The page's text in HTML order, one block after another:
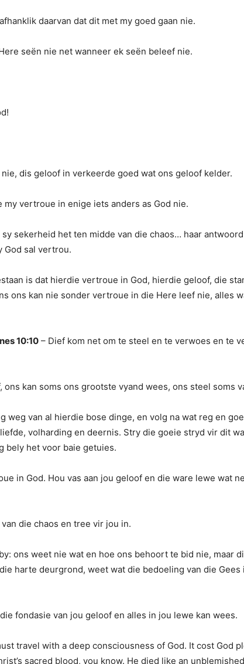
daarvan dat dit met my goed gaan nie.
seën nie net wanneer ek seën beleef nie.
dis geloof in verkeerde goed wat ons geloof kelder.
vertroue in enige iets anders as God nie.
sekerheid het ten midde van die chaos… haar
God sal vertrou.
is dat hierdie vertroue in God, hierdie geloof, die
ons kan nie sonder vertroue in die Here leef nie, alles
10:10 – Dief kom net om te steel en te verwoes en te
kan soms ons grootste vyand wees, ons steel soms
weg van al hierdie bose dinge, en volg na wat reg en
volharding en deernis. Stry die goeie stryd vir dit
bely het voor baie getuies.
in God. Hou vas aan jou geloof en die ware lewe wat
die chaos en tree vir jou in.
ons weet nie wat en hoe ons behoort te bid nie, maar
harte deurgrond, weet wat die bedoeling van die
fondasie van jou geloof en alles in jou lewe kan wees.
travel with a deep consciousness of God. It cost God
sacred blood, you know. He died like an